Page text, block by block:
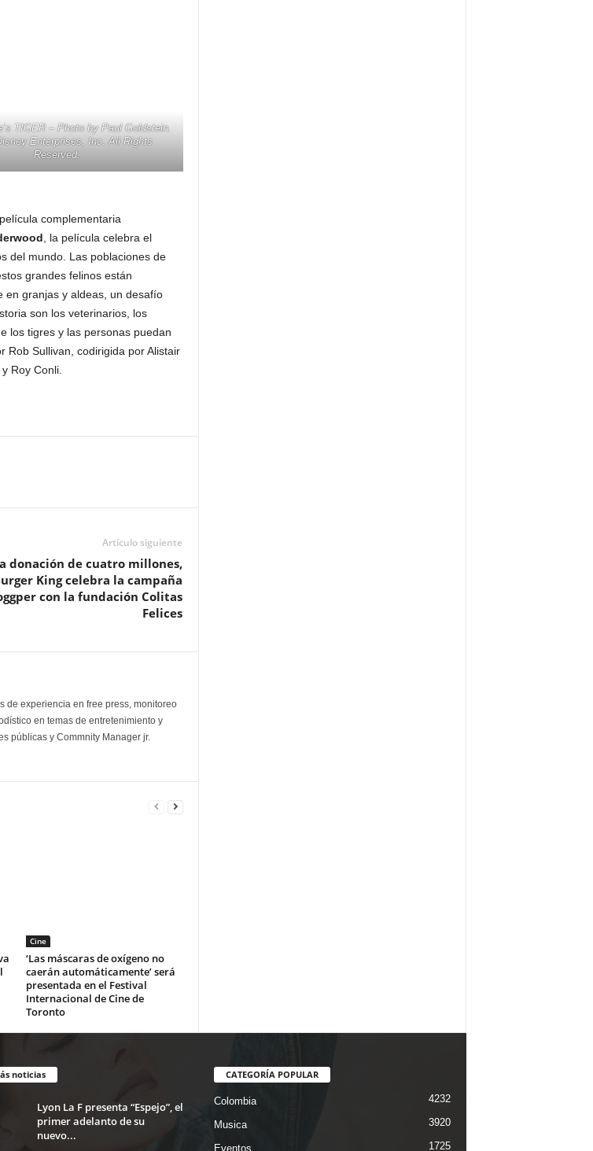
TIGER – Photo by Paul Goldstein.
Enterprises, Inc. All Rights
Reserved.
complementaria
, la película celebra el
del mundo. Las poblaciones de
grandes felinos están
en granjas y aldeas, un desafío
son los veterinarios, los
los tigres y las personas puedan
Sullivan, codirigida por Alistair
Roy Conli.
Artículo siguiente
donación de cuatro millones,
King celebra la campaña
con la fundación Colitas
Felices
de experiencia en free press, monitoreo
en temas de entretenimiento y
públicas y Commnity Manager jr.
Cine
‘Las máscaras de oxígeno no
caerán automáticamente’ será
presentada en el Festival
Internacional de Cine de
Toronto
noticias
Lyon La F presenta “Espejo”, el
primer adelanto de su
nuevo...
CATEGORÍA POPULAR
Colombia 4232
Musica 3920
Eventos 1725